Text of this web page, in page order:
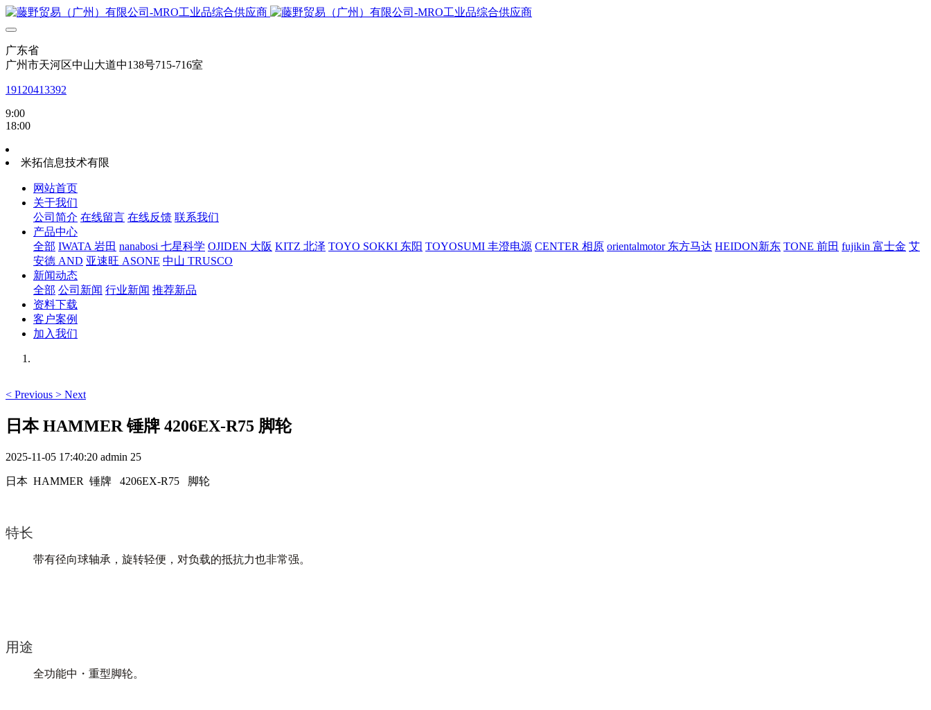
广东省
广州市天河区中山大道中138号715-716室
19120413392
9:00
18:00
米拓信息技术有限
网站首页
关于我们
公司简介 在线留言 在线反馈 联系我们
产品中心
全部 IWATA 岩田 nanabosi 七星科学 OJIDEN 大阪 KITZ 北泽 TOYO SOKKI 东阳 TOYOSUMI 丰澄电源 CENTER 相原 orientalmotor 东方马达 HEIDON新东 TONE 前田 fujikin 富士金 艾
安德 AND 亚速旺 ASONE 中山 TRUSCO
新闻动态
全部 公司新闻 行业新闻 推荐新品
资料下载
客户案例
加入我们
< Previous > Next
日本 HAMMER 锤牌 4206EX-R75 脚轮
2025-11-05 17:40:20 admin 25
日本 HAMMER 锤牌 4206EX-R75 脚轮
特长
带有径向球轴承，旋转轻便，对负载的抵抗力也非常强。
用途
全功能中・重型脚轮。